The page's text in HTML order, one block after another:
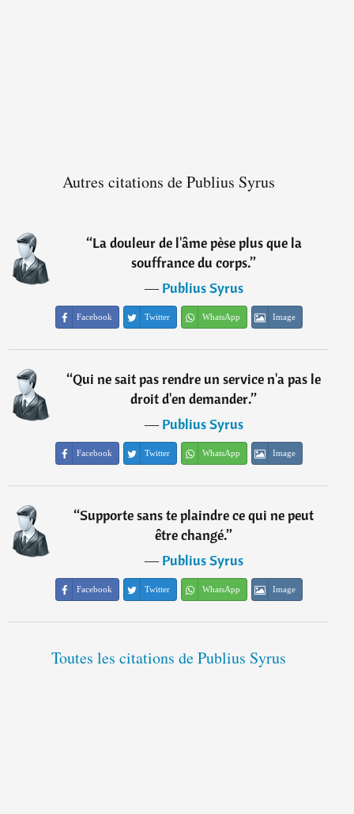
Autres citations de Publius Syrus
“La douleur de l'âme pèse plus que la
souffrance du corps.”
―Publius Syrus
Facebook Twitter WhatsApp Image
“Qui ne sait pas rendre un service n'a pas le
droit d'en demander.”
―Publius Syrus
Facebook Twitter WhatsApp Image
“Supporte sans te plaindre ce qui ne peut
être changé.”
―Publius Syrus
Facebook Twitter WhatsApp Image
Toutes les citations de Publius Syrus